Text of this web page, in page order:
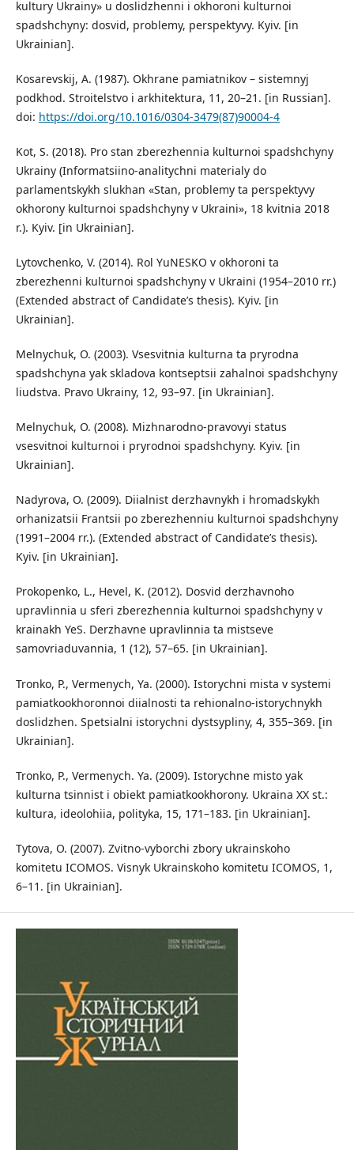
kultury Ukrainy» u doslidzhenni i okhoroni kulturnoi
spadshchyny: dosvid, problemy, perspektyvy. Kyiv. [in
Ukrainian].
Kosarevskij, A. (1987). Okhrane pamiatnikov – sistemnyj
podkhod. Stroitelstvo i arkhitektura, 11, 20–21. [in Russian].
doi: https://doi.org/10.1016/0304-3479(87)90004-4
Kot, S. (2018). Pro stan zberezhennia kulturnoi spadshchyny
Ukrainy (Informatsiino-analitychni materialy do
parlamentskykh slukhan «Stan, problemy ta perspektyvy
okhorony kulturnoi spadshchyny v Ukraini», 18 kvitnia 2018
r.). Kyiv. [in Ukrainian].
Lytovchenko, V. (2014). Rol YuNESKO v okhoroni ta
zberezhenni kulturnoi spadshchyny v Ukraini (1954–2010 rr.)
(Extended abstract of Candidate’s thesis). Kyiv. [in
Ukrainian].
Melnychuk, O. (2003). Vsesvitnia kulturna ta pryrodna
spadshchyna yak skladova kontseptsii zahalnoi spadshchyny
liudstva. Pravo Ukrainy, 12, 93–97. [in Ukrainian].
Melnychuk, O. (2008). Mizhnarodno-pravovyi status
vsesvitnoi kulturnoi i pryrodnoi spadshchyny. Kyiv. [in
Ukrainian].
Nadyrova, O. (2009). Diialnist derzhavnykh i hromadskykh
orhanizatsii Frantsii po zberezhenniu kulturnoi spadshchyny
(1991–2004 rr.). (Extended abstract of Candidate’s thesis).
Kyiv. [in Ukrainian].
Prokopenko, L., Hevel, K. (2012). Dosvid derzhavnoho
upravlinnia u sferi zberezhennia kulturnoi spadshchyny v
krainakh YeS. Derzhavne upravlinnia ta mistseve
samovriaduvannia, 1 (12), 57–65. [in Ukrainian].
Tronko, P., Vermenych, Ya. (2000). Istorychni mista v systemi
pamiatkookhoronnoi diialnosti ta rehionalno-istorychnykh
doslidzhen. Spetsialni istorychni dystsypliny, 4, 355–369. [in
Ukrainian].
Tronko, P., Vermenych. Ya. (2009). Istorychne misto yak
kulturna tsinnist i obiekt pamiatkookhorony. Ukraina XX st.:
kultura, ideolohiia, polityka, 15, 171–183. [in Ukrainian].
Tytova, O. (2007). Zvitno-vyborchi zbory ukrainskoho
komitetu ICOMOS. Visnyk Ukrainskoho komitetu ICOMOS, 1,
6–11. [in Ukrainian].